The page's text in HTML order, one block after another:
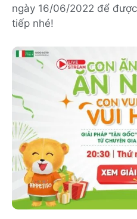
ngày 16/06/2022 để
tiếp nhé!